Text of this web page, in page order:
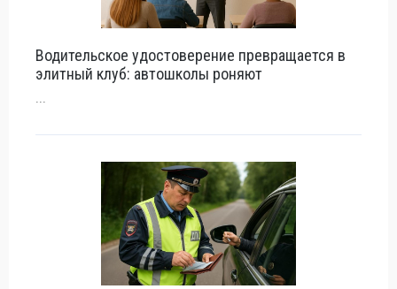
Водительское удостоверение превращается в
элитный клуб: автошколы роняют
...